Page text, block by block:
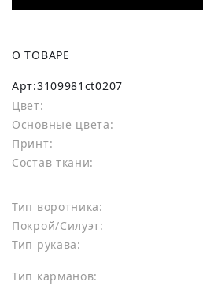
О ТОВАРЕ
Арт:3109981ct0207
Цвет:
Основные цвета:
Принт:
Состав ткани:
Тип воротника:
Покрой/Силуэт:
Тип рукава:
Тип карманов: